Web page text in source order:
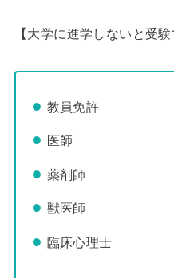
【大学に進学しないと受
教員免許
医師
薬剤師
獣医師
臨床心理士